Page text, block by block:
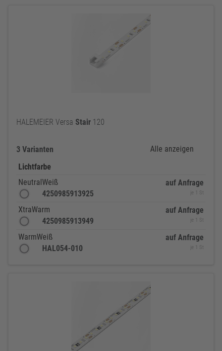
HALEMEIER Versa Stair 120
3 Varianten
Alle anzeigen
Lichtfarbe
NeutralWeiß
4250985913925
auf Anfrage
je 1 St
XtraWarm
4250985913949
auf Anfrage
je 1 St
WarmWeiß
HAL054-010
auf Anfrage
je 1 St